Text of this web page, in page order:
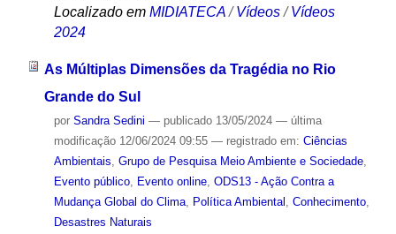
Localizado em MIDIATECA /Vídeos /Vídeos
2024
As Múltiplas Dimensões da Tragédia no Rio
Grande do Sul
por Sandra Sedini — publicado13/05/2024 — última
modificação12/06/2024 09:55 — registrado em: Ciências
Ambientais, Grupo de Pesquisa Meio Ambiente e Sociedade,
Evento público, Evento online, ODS13 - Ação Contra a
Mudança Global do Clima, Política Ambiental , Conhecimento,
Desastres Naturais